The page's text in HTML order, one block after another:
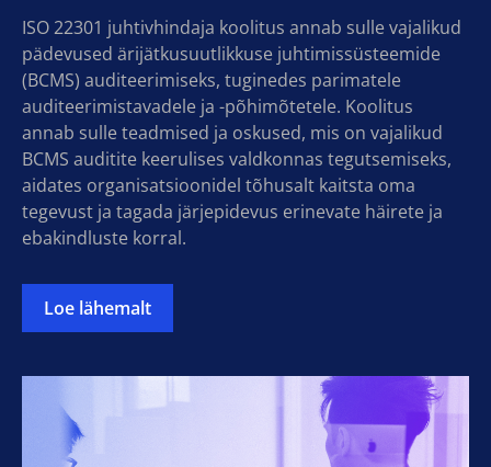
ISO 22301 juhtivhindaja koolitus annab sulle vajalikud
pädevused ärijätkusuutlikkuse juhtimissüsteemide
(BCMS) auditeerimiseks, tuginedes parimatele
auditeerimistavadele ja -põhimõtetele. Koolitus
annab sulle teadmised ja oskused, mis on vajalikud
BCMS auditite keerulises valdkonnas tegutsemiseks,
aidates organisatsioonidel tõhusalt kaitsta oma
tegevust ja tagada järjepidevus erinevate häirete ja
ebakindluste korral.
Loe lähemalt